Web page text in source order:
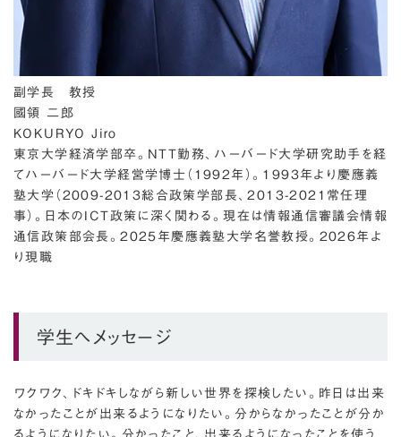
副学長 教授
國領 二郎
KOKURYO Jiro
東京大学経済学部卒。NTT勤務、ハーバード大学研究助手を経
てハーバード大学経営学博士（1992年）。1993年より慶應義
塾大学（2009-2013総合政策学部長、2013-2021常任理
事）。日本のICT政策に深く関わる。現在は情報通信審議会情報
通信政策部会長。2025年慶應義塾大学名誉教授。2026年よ
り現職
学生へメッセージ
ワクワク、ドキドキしながら新しい世界を探検したい。昨日は出来
なかったことが出来るようになりたい。分からなかったことが分か
るようになりたい。分かったこと、出来るようになったことを使う